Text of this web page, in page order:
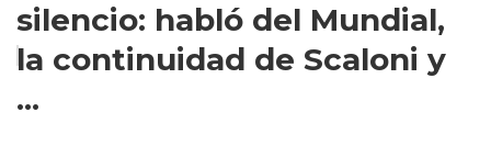
silencio: habló del Mundial,
la continuidad de Scaloni y
...